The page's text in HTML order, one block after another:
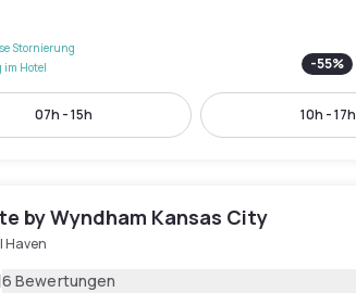
Stornierung
Hotel
-55%
07h - 15h 10h - 17h
by Wyndham Kansas City
Haven
|6 Bewertungen